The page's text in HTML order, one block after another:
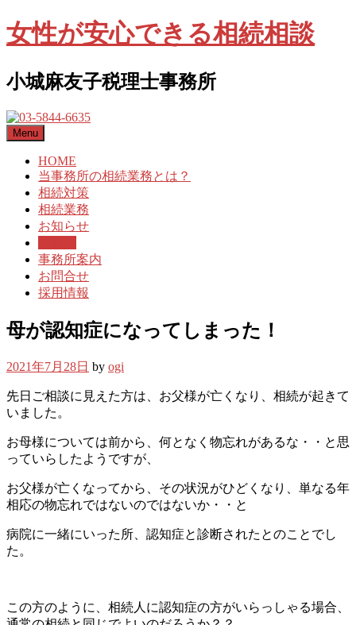
女性が安心できる相続相談
小城麻友子税理士事務所
Menu
HOME
当事務所の相続業務とは？
相続対策
相続業務
お知らせ
事務所案内
お問合せ
採用情報
母が認知症になってしまった！
2021年7月28日 by ogi
先日ご相談に見えた方は、お父様が亡くなり、相続が起きて
いました。
お母様については前から、何となく物忘れがあるな・・と思
っていらしたようですが、
お父様が亡くなってから、その状況がひどくなり、単なる年
相応の物忘れではないのではないか・・と
病院に一緒にいった所、認知症と診断されたとのことでし
た。
この方のように、相続人に認知症の方がいらっしゃる場合、